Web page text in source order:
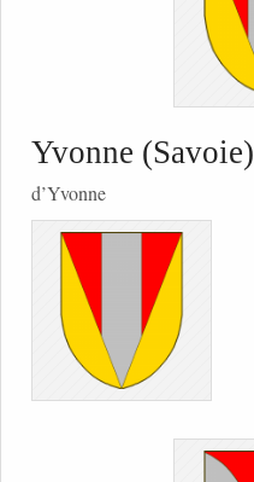
Yvonne (Savoie)
d’Yvonne